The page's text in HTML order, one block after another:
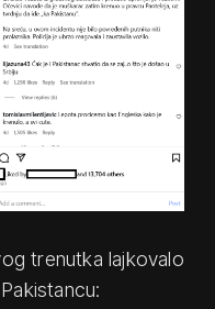
trenutka lajkovalo